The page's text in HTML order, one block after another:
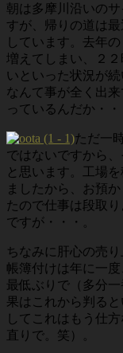
朝は多摩川沿いの
すが、帰りの道は
しています。去年
増えてしまい、２
いといった状況が
なんて事が全く出
っているんだか・・
ただ一
ではないですから
と思います。工場
ましたから、お預
たので仕事は段取
ですが・・・。
ちなみに肝心の売
帳簿付けは年に一
最低ぶりで（多分
果はこれから判る
してこれはもう仕
直りで。笑）。